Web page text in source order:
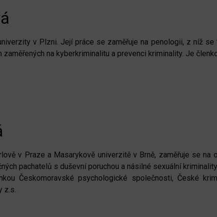
v Plzni. Její práce se zaměřuje na penologii, z níž
na kyberkriminalitu a prevenci kriminality. Je
v Praze a Masarykově univerzitě v Brně, zaměřuje se
pachatelů s duševní poruchou a násilné sexuální
Českomoravské psychologické společnosti, České
z.s.